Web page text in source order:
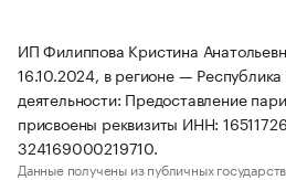
ИП Филиппова Кристина
16.10.2024, в регионе —
деятельности: Предоставление
присвоены реквизиты ИНН:
324169000219710.
Данные получены из публичных